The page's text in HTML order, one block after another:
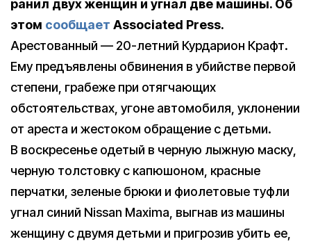
ранил двух женщин и угнал две машины. Об
этом сообщает Associated Press.
Арестованный — 20-летний Курдарион Крафт.
Ему предъявлены обвинения в убийстве первой
степени, грабеже при отягчающих
обстоятельствах, угоне автомобиля, уклонении
от ареста и жестоком обращение с детьми.
В воскресенье одетый в черную лыжную маску,
черную толстовку с капюшоном, красные
перчатки, зеленые брюки и фиолетовые туфли
угнал синий Nissan Maxima, выгнав из машины
женщину с двумя детьми и пригрозив убить ее,